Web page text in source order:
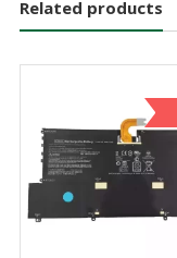
Related products